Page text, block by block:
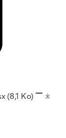
(8,1 Ko)